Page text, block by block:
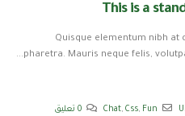
This is a
Quisque elementum nibh
pharetra. Mauris neque felis,
Chat, Css, Fun 0 تعليق